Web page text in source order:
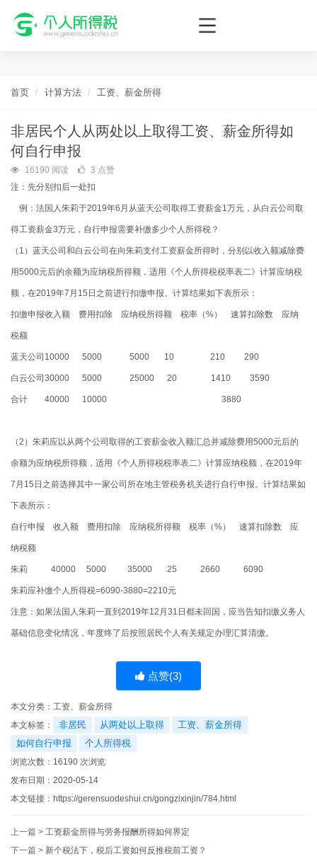
个人所得税网，最新个税资讯平台，您的个税管理专家！
首页 计算方法 工资、薪金所得
非居民个人从两处以上取得工资、薪金所得如
何自行申报
16190 阅读
3 点赞
注： 先分别扣后一处扣
例：法国人朱莉于2019年6月从蓝天公司取得工资薪金1万元，从白云公司取
得工资薪金3万元，自行申报需要补缴多少个人所得税？
（1）蓝天公司和白云公司在向朱莉支付工资薪金所得时，分别以收入额减除费
用5000元后的余额为应纳税所得额，适用《个人所得税税率表二》计算应纳税
额，在2019年7月15日之前进行扣缴申报。计算结果如下表所示：
扣缴申报收入额 费用扣除 应纳税所得额 税率（%） 速算扣除数 应纳
税额
蓝天公司10000 5000 5000 10 210 290
白云公司30000 5000 25000 20 1410 3590
合计 40000 10000 3880
（2）朱莉应以从两个公司取得的工资薪金收入额汇总并减除费用5000元后的
余额为应纳税所得额，适用《个人所得税税率表二》计算应纳税额，在2019年
7月15日之前选择其中一家公司所在地主管税务机关进行自行申报。计算结果如
下表所示：
自行申报 收入额 费用扣除 应纳税所得额 税率（%） 速算扣除数 应
纳税额
朱莉 40000 5000 35000 25 2660 6090
朱莉应补缴个人所得税=6090-3880=2210元
注意：如果法国人朱莉一直到2019年12月31日都未回国，应当告知扣缴义务人
基础信息变化情况，年度终了后按照居民个人有关规定办理汇算清缴。
点赞(3)
本文分类： 工资、薪金所得
本文标签：
非居民 从两处以上取得
工资、薪金所得
如何自行申报
个人所得税
浏览次数： 16190 次浏览
发布日期：2020-05-14
本文链接： https://gerensuodeshui.cn/gongzixinjin/784.html
上一篇 > 工资薪金所得与劳务报酬所得如何界定
下一篇 > 新个税法下，税后工资如何反推税前工资？